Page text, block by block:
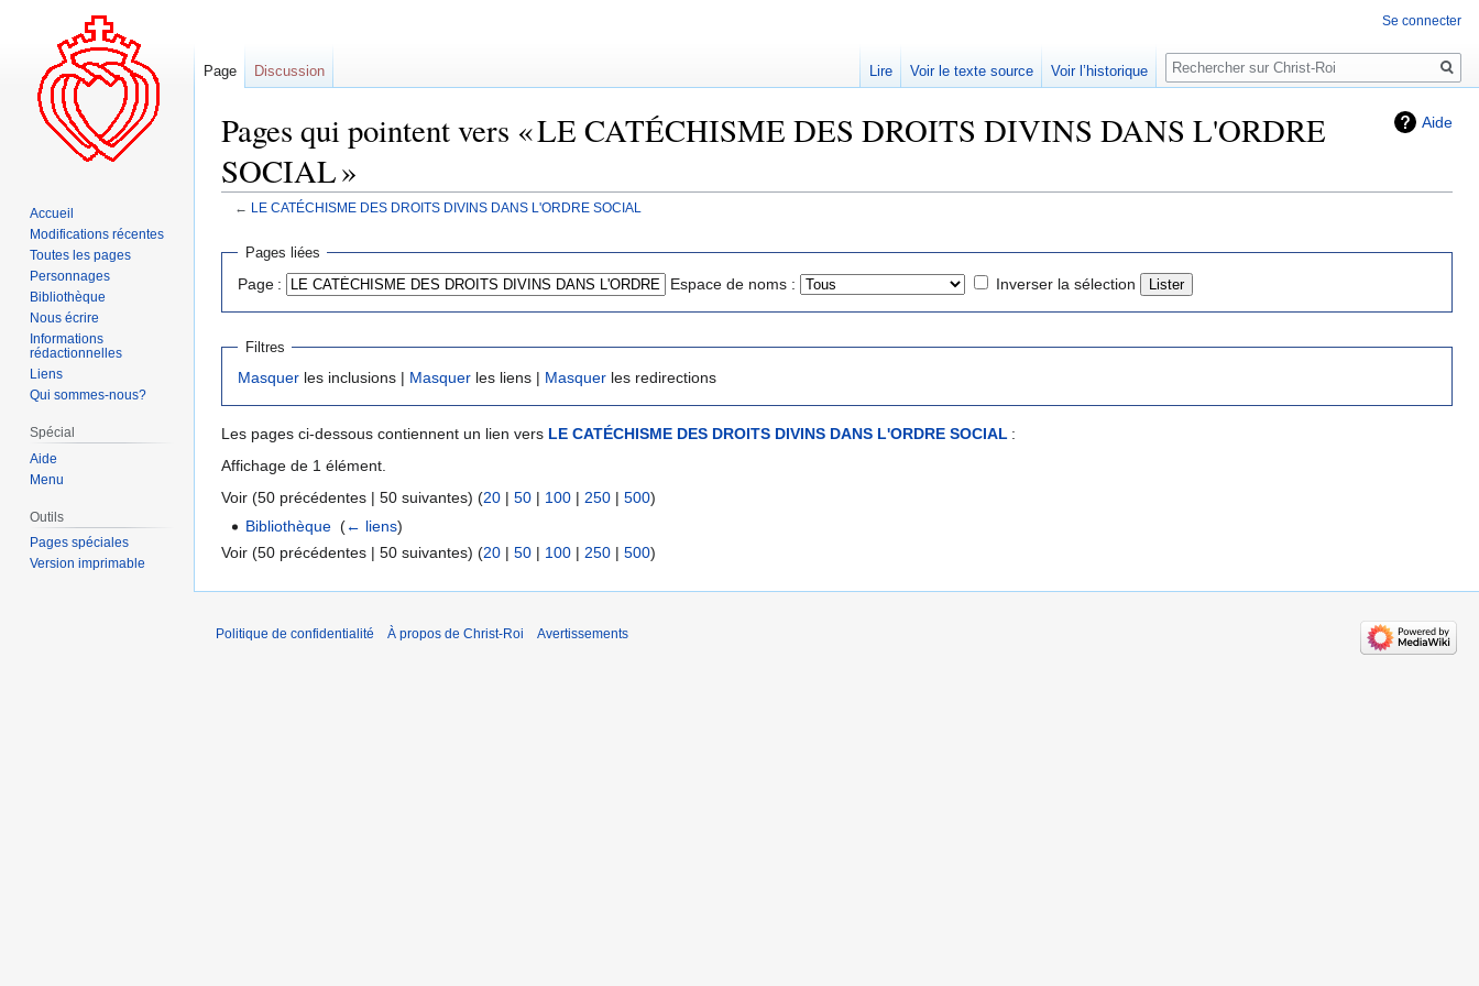
Aide
Pages qui pointent vers « LE CATÉCHISME DES DROITS DIVINS DANS L'ORDRE
SOCIAL »
← LE CATÉCHISME DES DROITS DIVINS DANS L'ORDRE SOCIAL
Aller
navigation
Aller
recherche
Pages liées
Page : Espace de noms : Inverser la sélection
Filtres
Masquer les inclusions | Masquer les liens | Masquer les redirections
Les pages ci-dessous contiennent un lien vers LE CATÉCHISME DES DROITS DIVINS DANS L'ORDRE SOCIAL :
Affichage de 1 élément.
Voir (50 précédentes | 50 suivantes) (20 | 50 | 100 | 250 | 500)
Bibliothèque ‎(← liens)
Voir (50 précédentes | 50 suivantes) (20 | 50 | 100 | 250 | 500)
Se connecter
Page Discussion Lire Voir le texte source Voir l’historique
Rechercher
Accueil
Modifications récentes
Toutes les pages
Personnages
Bibliothèque
Nous écrire
Informations
rédactionnelles
Liens
Qui sommes-nous?
Spécial
Aide
Menu
Outils
Pages spéciales
Version imprimable
Politique de confidentialité À propos de Christ-Roi Avertissements